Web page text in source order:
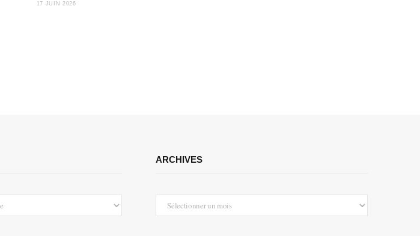
17 JUIN 2026
ARCHIVES
Archives